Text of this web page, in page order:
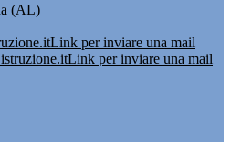
(AL)
Link per inviare una mail
Link per inviare una mail